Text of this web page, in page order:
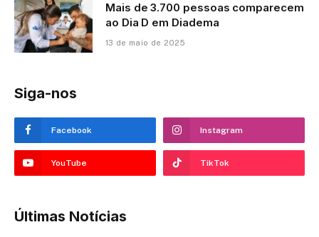
Mais de 3.700 pessoas comparecem
ao Dia D em Diadema
13 de maio de 2025
Siga-nos
Facebook Instagram
YouTube TikTok
Últimas Notícias